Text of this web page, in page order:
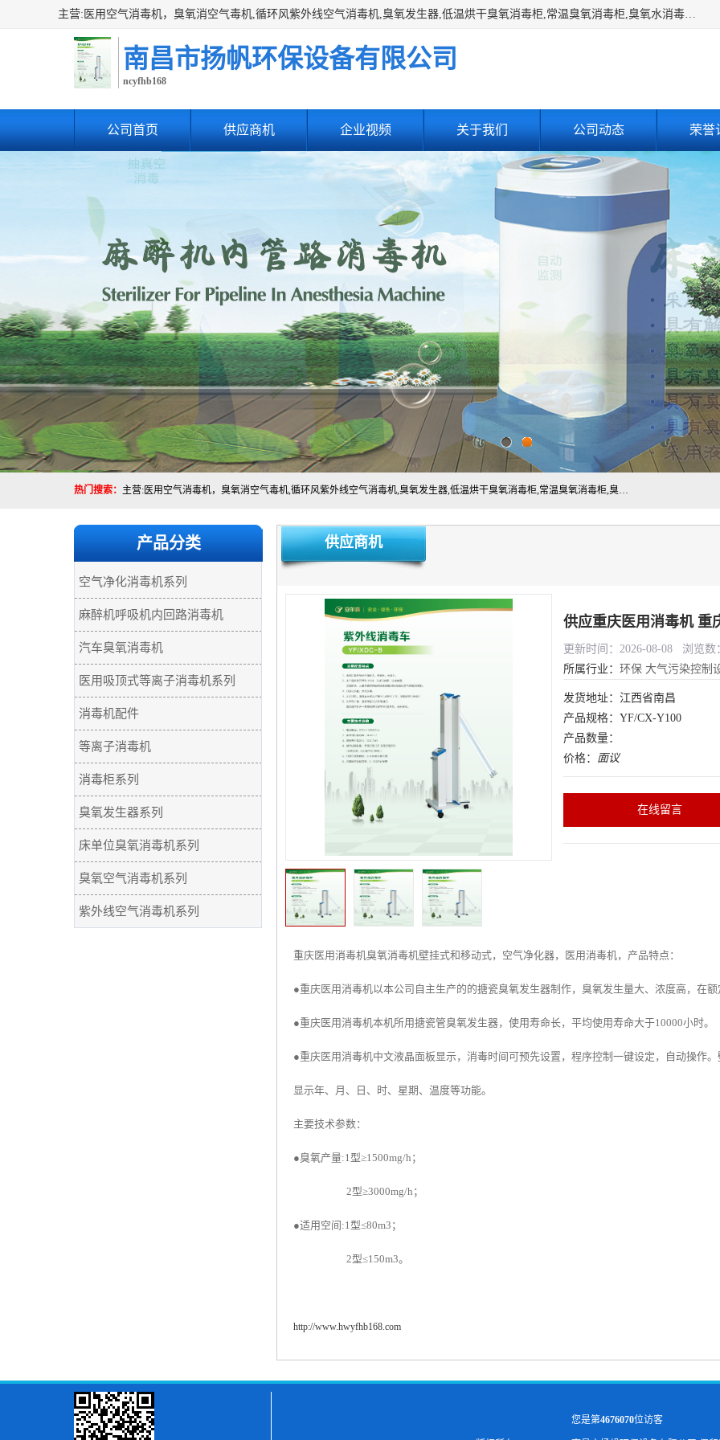
主营:医用空气消毒机，臭氧消空气毒机,循环风紫外线空气消毒机,臭氧发生器,低温烘干臭氧消毒柜,常温臭氧消毒柜,臭氧水消毒机,管道容器臭氧消毒机,内置式臭氧消毒机,外置式臭氧消毒机,床单位臭氧消毒器。医用工作服灭菌柜，医用拖鞋消毒柜,麻醉机内管路消毒机，呼吸机回路消毒机
南昌市扬帆环保设备有限公司
ncyfhb168
公司首页 供应商机 企业视频 关于我们 公司动态 荣誉
热门搜索： 主营:医用空气消毒机，臭氧消空气毒机,循环风紫外线空气消毒机,臭氧发生器,低温烘干臭氧消毒柜,常温臭氧消毒柜,臭氧水消毒机,管道容器臭氧消毒机,内置式臭氧消毒机,外置式臭氧消毒机,床单位臭氧消毒器。医用工作服灭菌柜，医用拖鞋消毒柜,麻醉机内管路消毒机，呼吸机回路消毒机
产品分类
空气净化消毒机系列
麻醉机呼吸机内回路消毒机
汽车臭氧消毒机
医用吸顶式等离子消毒机系列
消毒机配件
等离子消毒机
消毒柜系列
臭氧发生器系列
床单位臭氧消毒机系列
臭氧空气消毒机系列
紫外线空气消毒机系列
供应商机
更新时间：2026-08-08 浏览数
所属行业： 环保 大气污染控制
发货地址：江西省南昌
产品规格：YF/CX-Y100
产品数量：
价格： 面议
在线留言
重庆医用消毒机臭氧消毒机壁挂式和移动式，空气净化器，医用消毒机，产品特点：
●重庆医用消毒机以本公司自主生产的的搪瓷臭氧发生器制作，臭氧发生量大、浓度高，在
●重庆医用消毒机本机所用搪瓷管臭氧发生器，使用寿命长，平均使用寿命大于10000小时。
●重庆医用消毒机中文液晶面板显示，消毒时间可预先设置，程序控制一键设定，自动操作
显示年、月、日、时、星期、温度等功能。
主要技术参数：
●臭氧产量:1型≥1500mg/h；
2型≥3000mg/h；
●适用空间:1型≤80m3；
2型≤150m3。
http://www.hwyfhb168.com
您是第4676070位访客